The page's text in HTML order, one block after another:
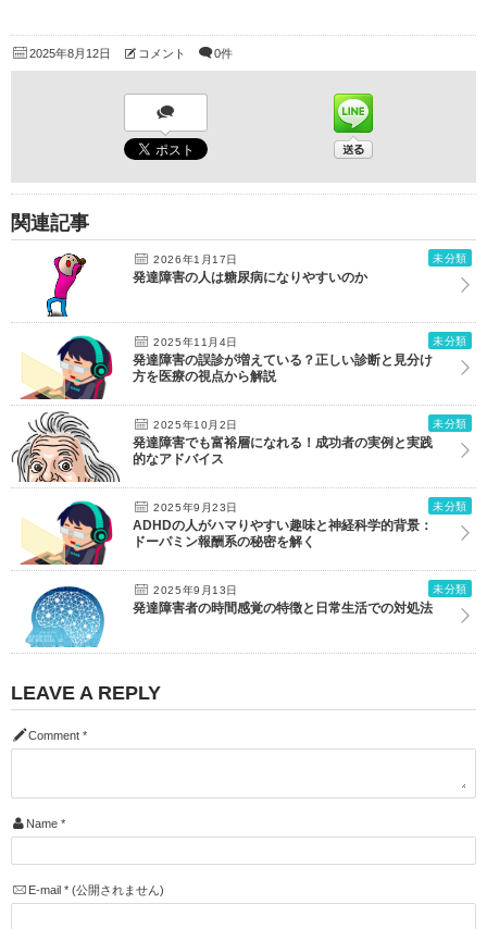
2025年8月12日 コメント 0件
関連記事
2026年1月17日 未分類
発達障害の人は糖尿病になりやすいのか
2025年11月4日 未分類
発達障害の誤診が増えている？正しい診断と見分け
方を医療の視点から解説
2025年10月2日 未分類
発達障害でも富裕層になれる！成功者の実例と実践
的なアドバイス
2025年9月23日 未分類
ADHDの人がハマりやすい趣味と神経科学的背景：
ドーパミン報酬系の秘密を解く
2025年9月13日 未分類
発達障害者の時間感覚の特徴と日常生活での対処法
LEAVE A REPLY
Comment *
Name *
E-mail *(公開されません)